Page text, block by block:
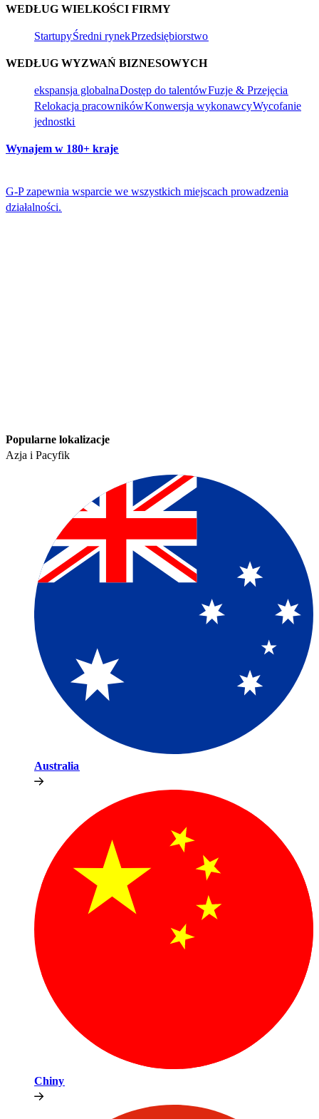
WEDŁUG WIELKOŚCI FIRMY​​
Startupy​​Średni rynek​​Przedsiębiorstwo​​
WEDŁUG WYZWAŃ BIZNESOWYCH​​
ekspansja globalna​​Dostęp do talentów​​Fuzje & Przejęcia​​
Relokacja pracowników​​Konwersja wykonawcy​​Wycofanie
jednostki​​
Wynajem w 180+ kraje​​
G-P zapewnia wsparcie we wszystkich miejscach prowadzenia
działalności.​​
Popularne lokalizacje​​
Azja i Pacyfik​​
Australia​​
Chiny​​